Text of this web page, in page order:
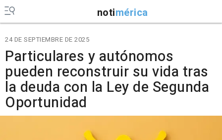
notimérica
24 DE SEPTIEMBRE DE 2025
Particulares y autónomos
pueden reconstruir su vida tras
la deuda con la Ley de Segunda
Oportunidad